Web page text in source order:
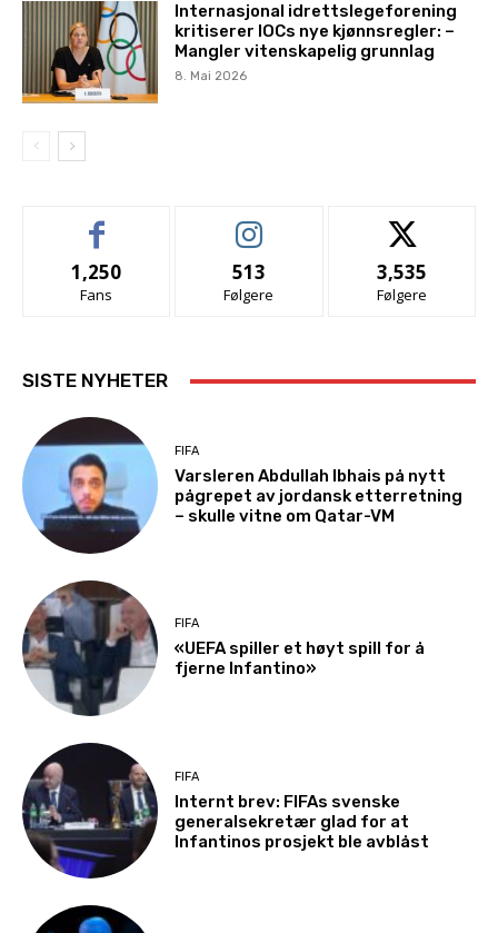
Internasjonal idrettslegeforening
kritiserer IOCs nye kjønnsregler: –
Mangler vitenskapelig grunnlag
8. Mai 2026
1,250
Fans
513
Følgere
3,535
Følgere
SISTE NYHETER
FIFA
Varsleren Abdullah Ibhais på nytt
pågrepet av jordansk etterretning
– skulle vitne om Qatar-VM
FIFA
«UEFA spiller et høyt spill for å
fjerne Infantino»
FIFA
Internt brev: FIFAs svenske
generalsekretær glad for at
Infantinos prosjekt ble avblåst